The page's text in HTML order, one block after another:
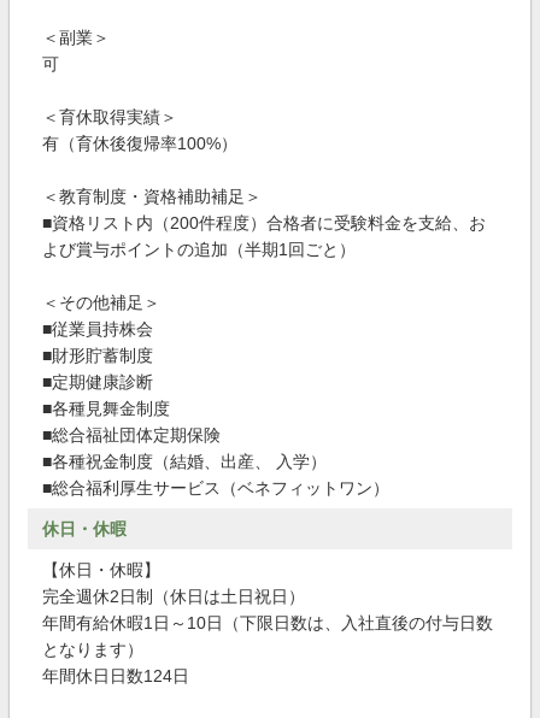
＜副業＞
可
＜育休取得実績＞
有（育休後復帰率100%）
＜教育制度・資格補助補足＞
■資格リスト内（200件程度）合格者に受験料金を支給、お
よび賞与ポイントの追加（半期1回ごと）
＜その他補足＞
■従業員持株会
■財形貯蓄制度
■定期健康診断
■各種見舞金制度
■総合福祉団体定期保険
■各種祝金制度（結婚、出産、 入学）
■総合福利厚生サービス（ベネフィットワン）
休日・休暇
【休日・休暇】
完全週休2日制（休日は土日祝日）
年間有給休暇1日～10日（下限日数は、入社直後の付与日数
となります）
年間休日日数124日